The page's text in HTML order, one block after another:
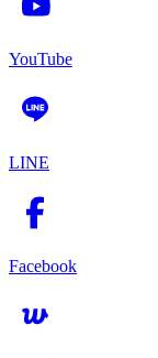
YouTube
LINE
Facebook